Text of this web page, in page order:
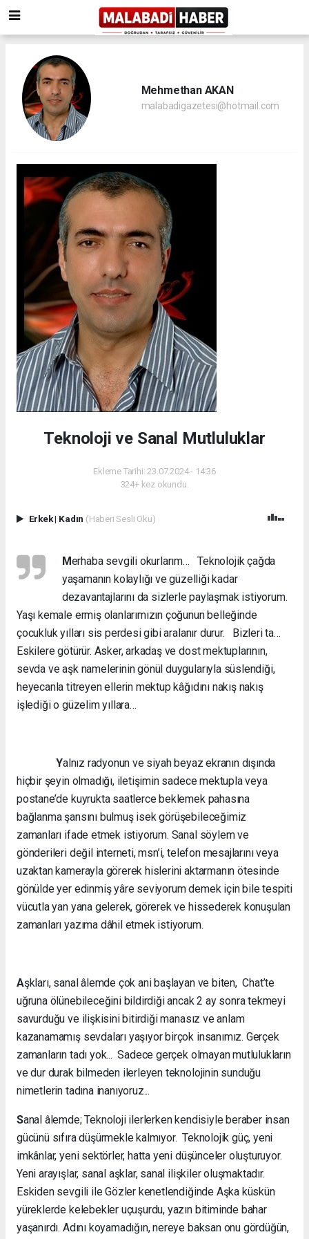
Mehmethan AKAN
malabadigazetesi@hotmail.com
Teknoloji ve Sanal Mutluluklar
Ekleme Tarihi: 23.07.2024 - 14:36
324+ kez okundu.
Erkek| Kadın (Haberi Sesli Oku)
Merhaba sevgili okurlarım… Teknolojik çağda
yaşamanın kolaylığı ve güzelliği kadar
dezavantajlarını da sizlerle paylaşmak istiyorum.
Yaşı kemale ermiş olanlarımızın çoğunun belleğinde
çocukluk yılları sis perdesi gibi aralanır durur. Bizleri ta…
Eskilere götürür. Asker, arkadaş ve dost mektuplarının,
sevda ve aşk namelerinin gönül duygularıyla süslendiği,
heyecanla titreyen ellerin mektup kâğıdını nakış nakış
işlediği o güzelim yıllara…
Yalnız radyonun ve siyah beyaz ekranın dışında
hiçbir şeyin olmadığı, iletişimin sadece mektupla veya
postane’de kuyrukta saatlerce beklemek pahasına
bağlanma şansını bulmuş isek görüşebileceğimiz
zamanları ifade etmek istiyorum. Sanal söylem ve
gönderileri değil interneti, msn’i, telefon mesajlarını veya
uzaktan kamerayla görerek hislerini aktarmanın ötesinde
gönülde yer edinmiş yâre seviyorum demek için bile tespiti
vücutla yan yana gelerek, görerek ve hissederek konuşulan
zamanları yazıma dâhil etmek istiyorum.
Aşkları, sanal âlemde çok ani başlayan ve biten, Chat’te
uğruna ölünebileceğini bildirdiği ancak 2 ay sonra tekmeyi
savurduğu ve ilişkisini bitirdiği manasız ve anlam
kazanamamış sevdaları yaşıyor birçok insanımız. Gerçek
zamanların tadı yok... Sadece gerçek olmayan mutlulukların
ve dur durak bilmeden ilerleyen teknolojinin sunduğu
nimetlerin tadına inanıyoruz...
Sanal âlemde; Teknoloji ilerlerken kendisiyle beraber insan
gücünü sıfıra düşürmekle kalmıyor. Teknolojik güç, yeni
imkânlar, yeni sektörler, hatta yeni düşünceler oluşturuyor.
Yeni arayışlar, sanal aşklar, sanal ilişkiler oluşmaktadır.
Eskiden sevgili ile Gözler kenetlendiğinde Aşka küskün
yüreklerde kelebekler uçuşurdu, yazın bitiminde bahar
yaşanırdı. Adını koyamadığın, nereye baksan onu gördüğün,